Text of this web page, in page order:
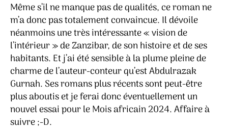
Même s’il ne manque pas de qualités, ce roman ne
m’a donc pas totalement convaincue. Il dévoile
néanmoins une très intéressante « vision de
l’intérieur » de Zanzibar, de son histoire et de ses
habitants. Et j’ai été sensible à la plume pleine de
charme de l’auteur-conteur qu’est Abdulrazak
Gurnah. Ses romans plus récents sont peut-être
plus aboutis et je ferai donc éventuellement un
nouvel essai pour le Mois africain 2024. Affaire à
suivre ;-D.